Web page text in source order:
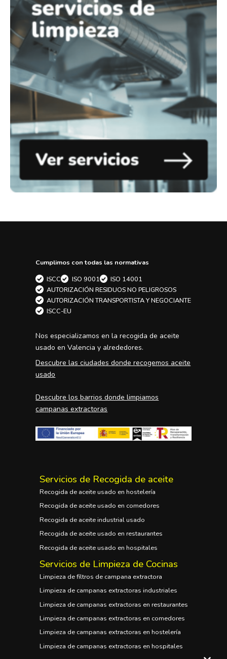
Cumplimos con todas las normativas
ISCC
ISO 9001
ISO 14001
AUTORIZACIÓN RESIDUOS NO PELIGROSOS
AUTORIZACIÓN TRANSPORTISTA Y NEGOCIANTE
ISCC-EU
Nos especializamos en larecogida de aceite
usado en Valencia y alrededores.
Descubre las ciudades donde recogemos aceite
usado
Descubre los barrios donde limpiamos
campanas extractoras
Servicios de Recogida de aceite
Recogida de aceite usado en hostelería
Recogida de aceite usado en comedores
Recogida de aceite industrial usado
Recogida de aceite usado en restaurantes
Recogida de aceite usado en hospitales
Servicios de Limpieza de Cocinas
Limpieza de filtros de campana extractora
Limpieza de campanas extractoras industriales
Limpieza de campanas extractoras en restaurantes
Limpieza de campanas extractoras en comedores
Limpieza de campanas extractoras en hostelería
Limpieza de campanas extractoras en hospitales